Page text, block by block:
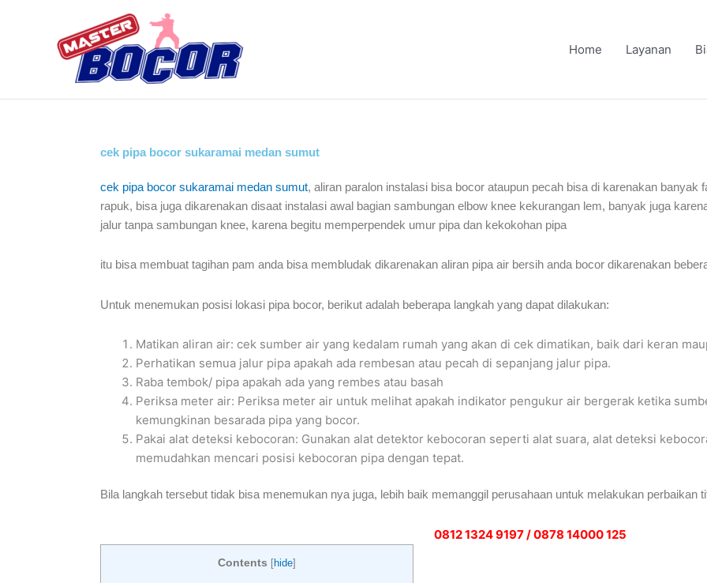
Home Layanan
cek pipa bocor sukaramai medan sumut
cek pipa bocor sukaramai medan sumut, aliran paralon instalasi bisa bocor ataupun pecah bisa di karenakan banyak
rapuk, bisa juga dikarenakan disaat instalasi awal bagian sambungan elbow knee kekurangan lem, banyak juga
jalur tanpa sambungan knee, karena begitu memperpendek umur pipa dan kekokohan pipa
itu bisa membuat tagihan pam anda bisa membludak dikarenakan aliran pipa air bersih anda bocor dikarenakan
Untuk menemukan posisi lokasi pipa bocor, berikut adalah beberapa langkah yang dapat dilakukan:
Matikan aliran air: cek sumber air yang kedalam rumah yang akan di cek dimatikan, baik dari keran
Perhatikan semua jalur pipa apakah ada rembesan atau pecah di sepanjang jalur pipa.
Raba tembok/ pipa apakah ada yang rembes atau basah
Periksa meter air: Periksa meter air untuk melihat apakah indikator pengukur air bergerak ketika
kemungkinan besarada pipa yang bocor.
Pakai alat deteksi kebocoran: Gunakan alat detektor kebocoran seperti alat suara, alat deteksi
memudahkan mencari posisi kebocoran pipa dengan tepat.
Bila langkah tersebut tidak bisa menemukan nya juga, lebih baik memanggil perusahaan untuk melakukan perbaikan
0812 1324 9197 / 0878 14000 125
Contents [hide]